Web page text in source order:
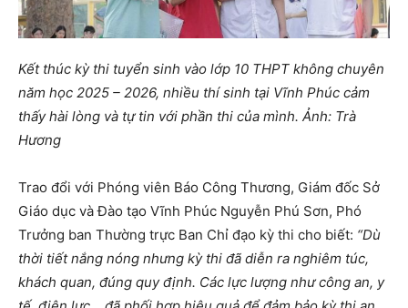
Kết thúc kỳ thi tuyển sinh vào lớp 10 THPT không chuyên
năm học 2025 – 2026, nhiều thí sinh tại Vĩnh Phúc cảm
thấy hài lòng và tự tin với phần thi của mình. Ảnh: Trà
Hương
Trao đổi với Phóng viên Báo Công Thương, Giám đốc Sở
Giáo dục và Đào tạo Vĩnh Phúc Nguyễn Phú Sơn, Phó
Trưởng ban Thường trực Ban Chỉ đạo kỳ thi cho biết: “Dù
thời tiết nắng nóng nhưng kỳ thi đã diễn ra nghiêm túc,
khách quan, đúng quy định. Các lực lượng như công an, y